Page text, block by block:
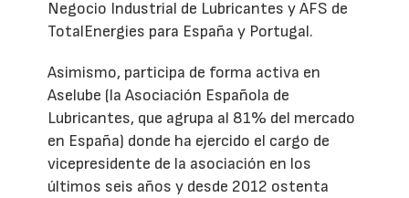
Negocio Industrial de Lubricantes y AFS de
TotalEnergies para España y Portugal.
Asimismo, participa de forma activa en
Aselube (la Asociación Española de
Lubricantes, que agrupa al 81% del mercado
en España) donde ha ejercido el cargo de
vicepresidente de la asociación en los
últimos seis años y desde 2012 ostenta